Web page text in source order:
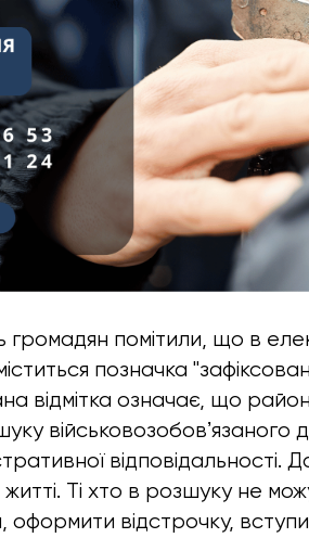
громадян помітили, що в
позначка
відмітка означає, що
відповідальності.
Ті хто в розшуку не
відстрочку,